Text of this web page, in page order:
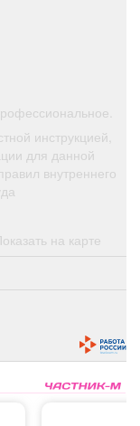
Погода
инструкцией,
для данной
внутреннего
на карте